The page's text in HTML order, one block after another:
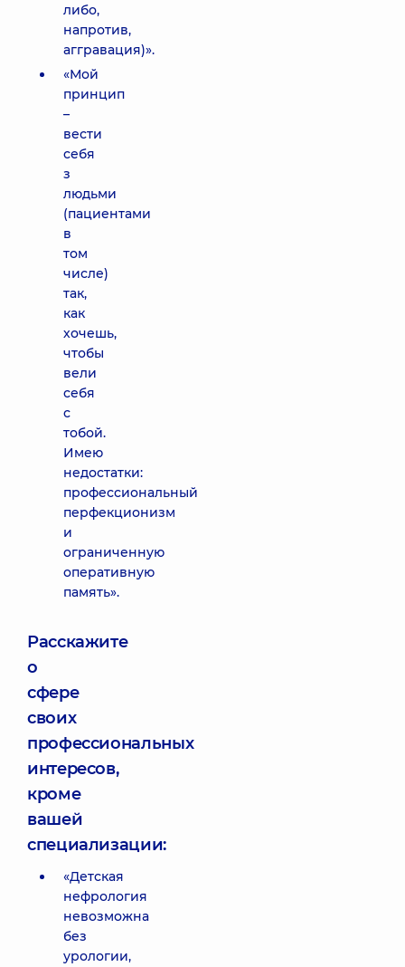
либо,
напротив,
аггравация)».
«Мой
принцип
–
вести
себя
з
людьми
(пациентами
в
том
числе)
так,
как
хочешь,
чтобы
вели
себя
с
тобой.
Имею
недостатки:
профессиональный
перфекционизм
и
ограниченную
оперативную
память».
Расскажите
о
сфере
своих
профессиональных
интересов,
кроме
вашей
специализации:
«Детская
нефрология
невозможна
без
урологии,